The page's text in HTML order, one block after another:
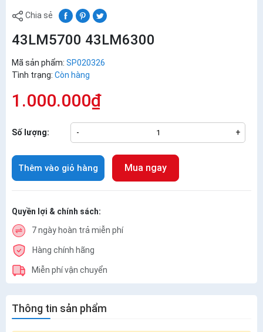
Chia sẻ
43LM5700 43LM6300
Mã sản phẩm: SP020326
Tình trạng: Còn hàng
1.000.000₫
Số lượng: - +
Thêm vào giỏ hàng Mua ngay
Quyền lợi & chính sách:
7 ngày hoàn trả miễn phí
Hàng chính hãng
Miễn phí vận chuyển
Thông tin sản phẩm